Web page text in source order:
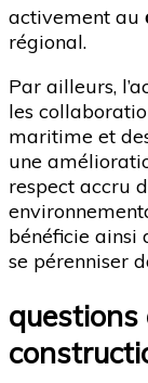
activement au
régional.
Par ailleurs,
les
maritime et
une
respect accru
bénéficie ainsi
se pérenniser
questions